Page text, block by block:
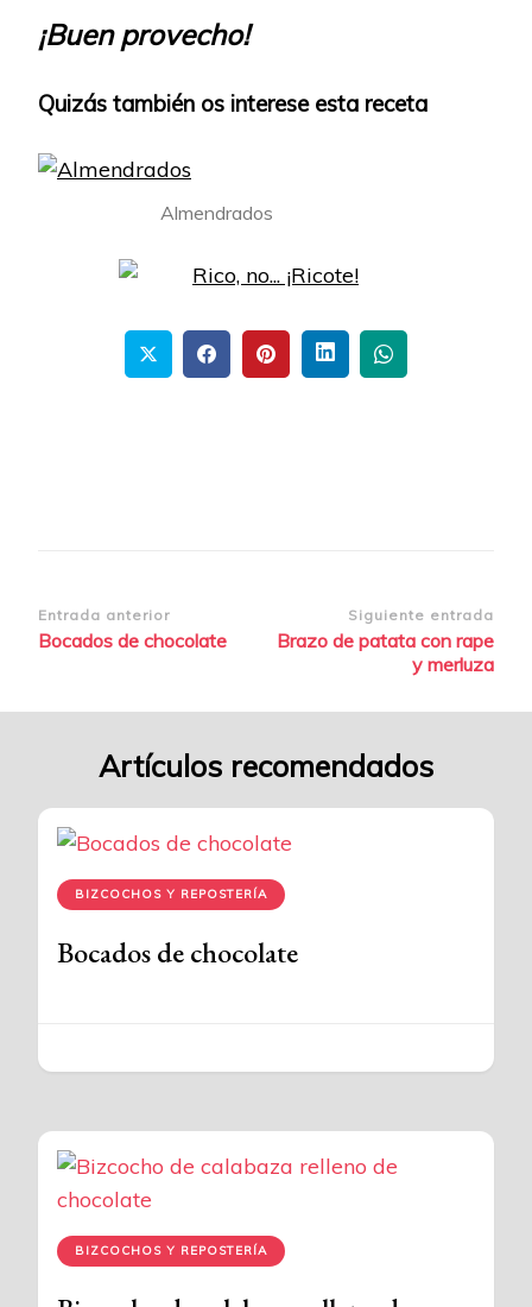
¡Buen provecho!
Quizás también os interese esta receta
Almendrados
Navegación
de
Entrada anterior
Bocados de chocolate
Siguiente entrada
Brazo de patata con rape
y merluza
Artículos recomendados
BIZCOCHOS Y REPOSTERÍA
Bocados de chocolate
BIZCOCHOS Y REPOSTERÍA